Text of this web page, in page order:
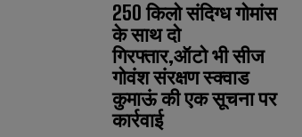
250 किलो संदिग्ध गोमांस
के साथ दो
गिरफ्तार,ऑटो भी सीज
गोवंश संरक्षण स्क्वाड
कुमाऊं की एक सूचना पर
कार्रवाई